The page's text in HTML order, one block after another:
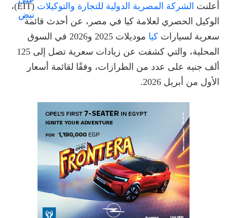
أعلنت الشركة المصرية الدولية للتجارة والتوكيلات
(EIT)،
الوكيل الحصري لعلامة كيا في مصر، عن أحدث قائمة
سعرية لسيارات كيا
موديلات 2025 و2026 في السوق
المحلية، والتي كشفت عن زيادات سعرية تصل إلى 125
ألف جنيه على عدد من الطرازات، وفقًا لقائمة أسعار
الأول من أبريل 2026.